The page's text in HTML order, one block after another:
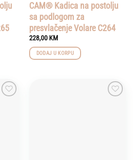
CAM® Kadica na postolju
sa podlogom za
presvlačenje Volare C264
228,00 KM
DODAJ U KORPU